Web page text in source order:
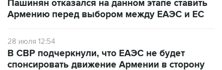
28 июля 12:54
спонсировать движение Армении в сторону
ЕС